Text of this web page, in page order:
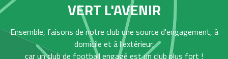
VERT L'AVENIR
Ensemble, faisons de notre club une source d'engagement, à
domicile et à l'extérieur,
car un club de football engagé est un club plus fort !